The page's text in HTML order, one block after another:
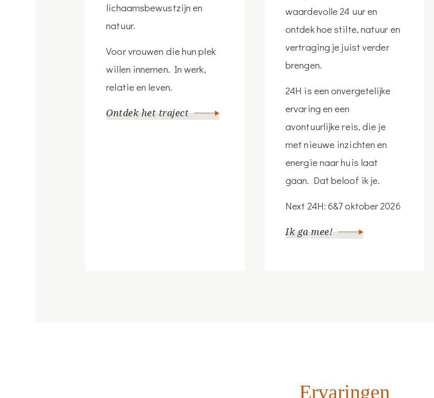
lichaamsbewustzijn en
natuur.
Voor vrouwen die hun plek
willen innemen. In werk,
relatie en leven.
Ontdek het traject
waardevolle 24 uur en
ontdek hoe stilte, natuur en
vertraging je juist verder
brengen.
24H is een onvergetelijke
ervaring en een
avontuurlijke reis, die je
met nieuwe inzichten en
energie naar huis laat
gaan. Dat beloof ik je.
Next 24H: 6&7 oktober 2026
Ik ga mee!
Ervaringen